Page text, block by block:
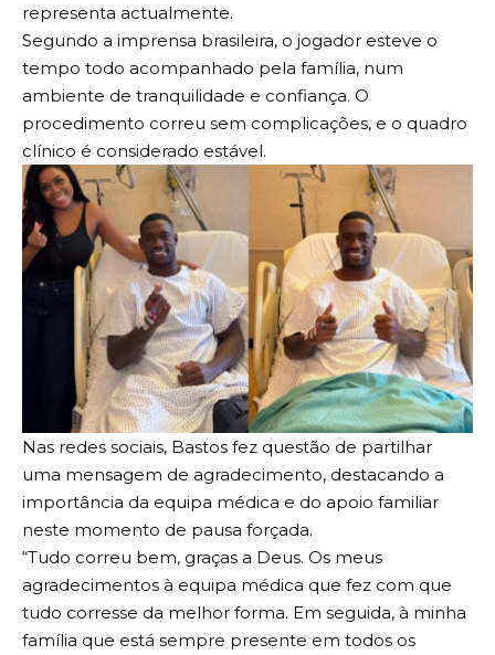
representa actualmente.
Segundo a imprensa brasileira, o jogador esteve o
tempo todo acompanhado pela família, num
ambiente de tranquilidade e confiança. O
procedimento correu sem complicações, e o quadro
clínico é considerado estável.
Nas redes sociais, Bastos fez questão de partilhar
uma mensagem de agradecimento, destacando a
importância da equipa médica e do apoio familiar
neste momento de pausa forçada.
“Tudo correu bem, graças a Deus. Os meus
agradecimentos à equipa médica que fez com que
tudo corresse da melhor forma. Em seguida, à minha
família que está sempre presente em todos os